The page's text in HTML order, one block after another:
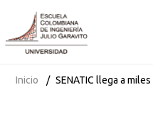
Inicio SENATIC llega a